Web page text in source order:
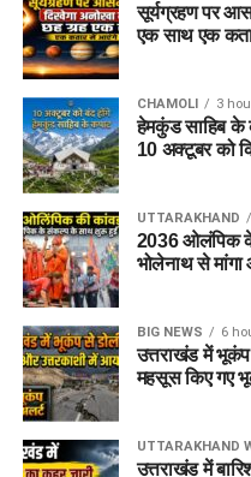
सूर्यग्रहण पर
एक साथ एक
CHAMOLI 3
हेमकुंड साहिब के
10 अक्टूबर को
UTTARAKHAND
2036 ओलंपिक के
भोलेनाथ से मांगा
BIG NEWS 6
उत्तराखंड में भूकंप
महसूस किए गए
UTTARAKHAND
उत्तराखंड में